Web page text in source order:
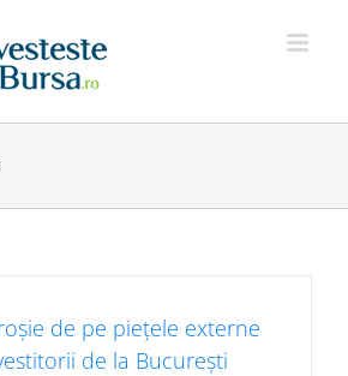
de pe piețele externe
de la București